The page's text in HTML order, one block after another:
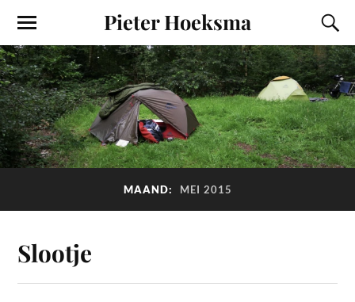
Pieter Hoeksma
MAAND: MEI 2015
Slootje